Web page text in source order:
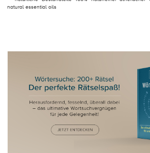
natural essential oils